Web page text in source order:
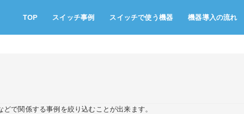
TOP スイッチ事例 スイッチで使う機器 機器導入の流れ
で関係する事例を絞り込むことが出来ます。